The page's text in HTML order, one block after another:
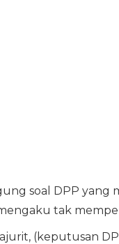
soal DPP
tak
(keputusan